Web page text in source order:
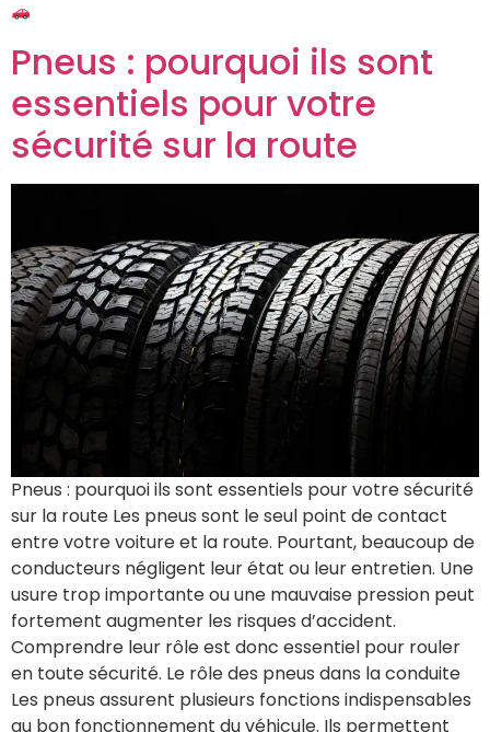
Pneus : pourquoi ils sont
essentiels pour votre
sécurité sur la route
Pneus : pourquoi ils sont essentiels pour votre sécurité
sur la route Les pneus sont le seul point de contact
entre votre voiture et la route. Pourtant, beaucoup de
conducteurs négligent leur état ou leur entretien. Une
usure trop importante ou une mauvaise pression peut
fortement augmenter les risques d’accident.
Comprendre leur rôle est donc essentiel pour rouler
en toute sécurité. Le rôle des pneus dans la conduite
Les pneus assurent plusieurs fonctions indispensables
au bon fonctionnement du véhicule. Ils permettent